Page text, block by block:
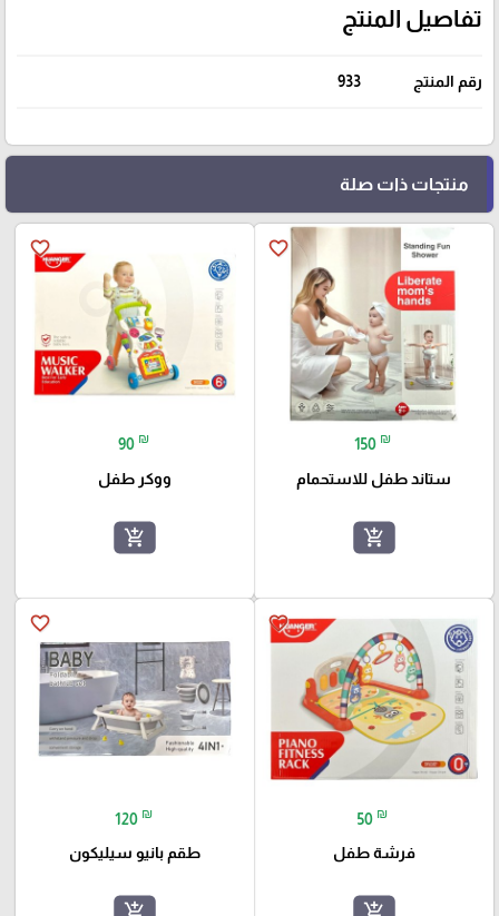
تفاصيل المنتج
رقم المنتج 933
منتجات ذات صلة
favorite_border
150 ₪
ستاند طفل للاستحمام
add_shopping_cart
favorite_border
90 ₪
ووكر طفل
add_shopping_cart
favorite_border
50 ₪
فرشة طفل
favorite_border
120 ₪
طقم بانيو سيليكون